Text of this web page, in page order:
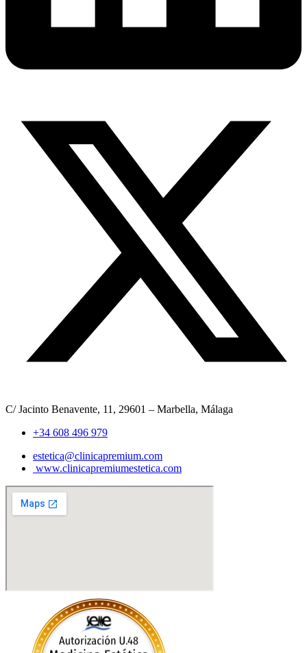
C/ Jacinto Benavente, 11, 29601 – Marbella, Málaga​
+34 608 496 979
estetica@clinicapremium.com
www.clinicapremiumestetica.com